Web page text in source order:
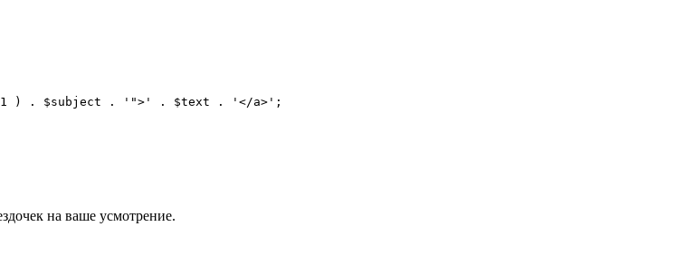
1 ) . $subject . '">' . $text . '</a>';
на ваше усмотрение.